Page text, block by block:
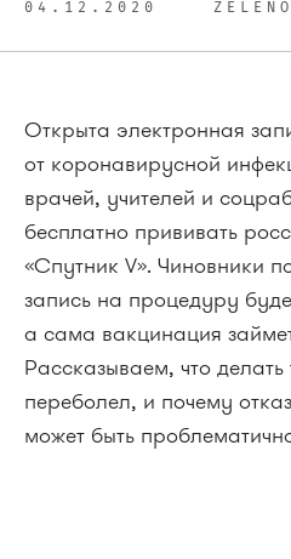
04.12.2020
Открыта электронная
от коронавирусной
врачей, учителей и
бесплатно прививать
«Спутник V». Чиновники
запись на процедуру
а сама вакцинация
Рассказываем, что
переболел, и почему
может быть